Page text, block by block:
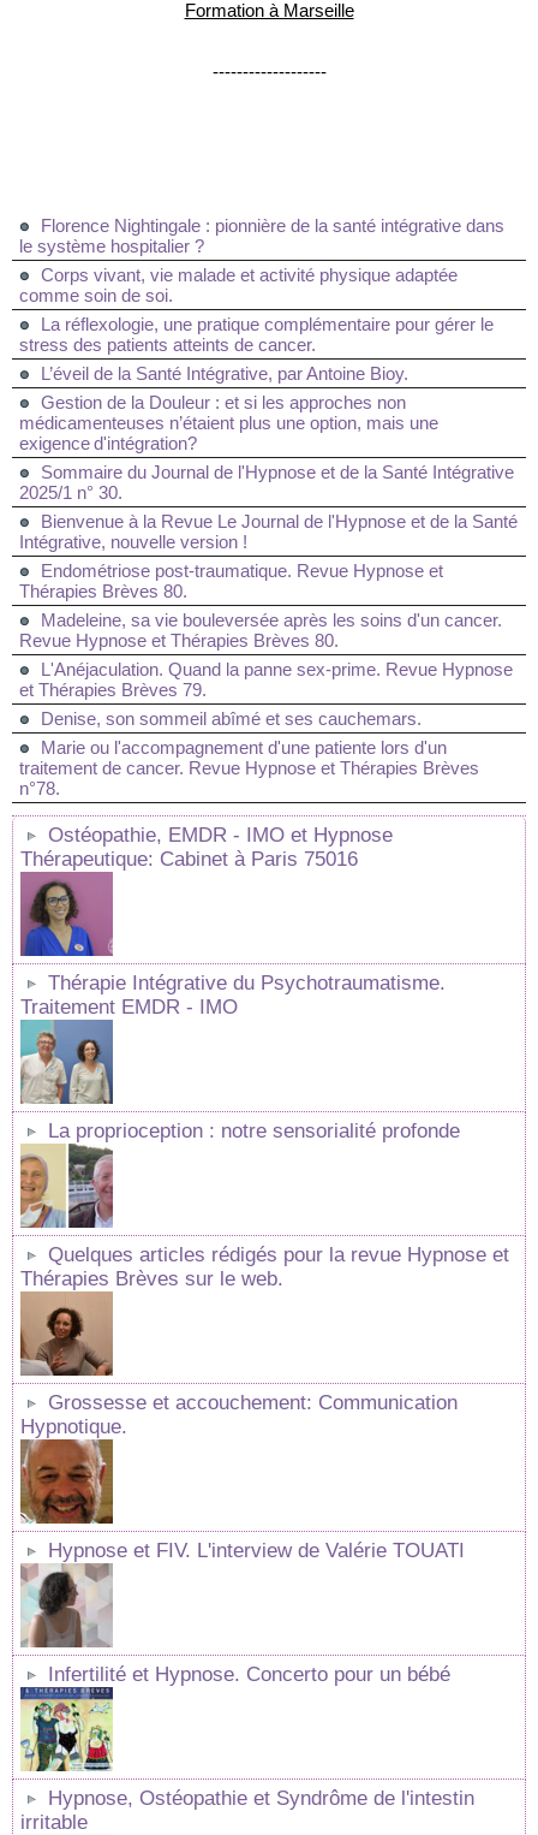
Formation à Marseille
-------------------
Florence Nightingale : pionnière de la santé intégrative dans
le système hospitalier ?
Corps vivant, vie malade et activité physique adaptée
comme soin de soi.
La réflexologie, une pratique complémentaire pour gérer le
stress des patients atteints de cancer.
L’éveil de la Santé Intégrative, par Antoine Bioy.
Gestion de la Douleur : et si les approches non
médicamenteuses n’étaient plus une option, mais une
exigence d'intégration?
Sommaire du Journal de l'Hypnose et de la Santé Intégrative
2025/1 n° 30.
Bienvenue à la Revue Le Journal de l'Hypnose et de la Santé
Intégrative, nouvelle version !
Endométriose post-traumatique. Revue Hypnose et
Thérapies Brèves 80.
Madeleine, sa vie bouleversée après les soins d'un cancer.
Revue Hypnose et Thérapies Brèves 80.
L'Anéjaculation. Quand la panne sex-prime. Revue Hypnose
et Thérapies Brèves 79.
Denise, son sommeil abîmé et ses cauchemars.
Marie ou l'accompagnement d'une patiente lors d'un
traitement de cancer. Revue Hypnose et Thérapies Brèves
n°78.
Ostéopathie, EMDR - IMO et Hypnose
Thérapeutique: Cabinet à Paris 75016
Thérapie Intégrative du Psychotraumatisme.
Traitement EMDR - IMO
La proprioception : notre sensorialité profonde
Quelques articles rédigés pour la revue Hypnose et
Thérapies Brèves sur le web.
Grossesse et accouchement: Communication
Hypnotique.
Hypnose et FIV. L'interview de Valérie TOUATI
Infertilité et Hypnose. Concerto pour un bébé
Hypnose, Ostéopathie et Syndrôme de l'intestin
irritable